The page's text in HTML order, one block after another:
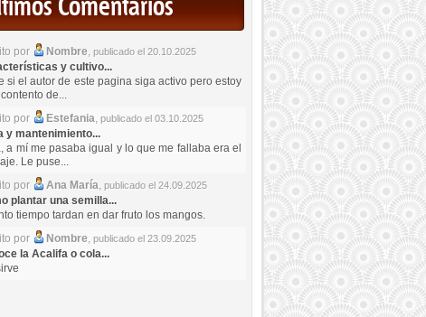
Comentarios
por Nombre, publicado el 20.10.2025
y cultivo...
si el autor de este pagina siga activo pero estoy
de...
por
Estefania, publicado el 03.10.2025
y mantenimiento...
a mí me pasaba igual y lo que me fallaba era el
Le puse...
por
Ana María, publicado el 24.09.2025
plantar una semilla...
tiempo tardan en dar fruto los mangos.
por
Nombre, publicado el 23.09.2025
la Acalifa o cola...